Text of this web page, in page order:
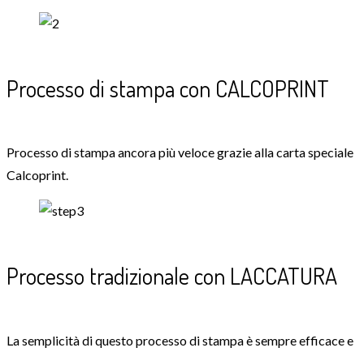
Processo di stampa con CALCOPRINT
Processo di stampa ancora più veloce grazie alla carta speciale
Calcoprint.
Processo tradizionale con LACCATURA
La semplicità di questo processo di stampa è sempre efficace e